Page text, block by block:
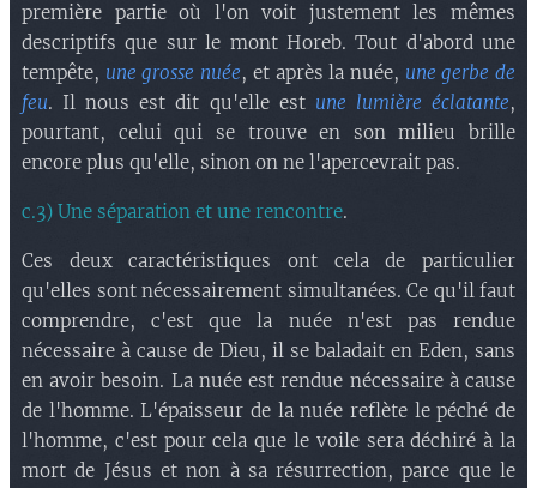
première partie où l'on voit justement les mêmes
descriptifs que sur le mont Horeb. Tout d'abord une
tempête, une grosse nuée, et après la nuée, une gerbe de
feu. Il nous est dit qu'elle est une lumière éclatante,
pourtant, celui qui se trouve en son milieu brille
encore plus qu'elle, sinon on ne l'apercevrait pas.
c.3) Une séparation et une rencontre.
Ces deux caractéristiques ont cela de particulier
qu'elles sont nécessairement simultanées. Ce qu'il faut
comprendre, c'est que la nuée n'est pas rendue
nécessaire à cause de Dieu, il se baladait en Eden, sans
en avoir besoin. La nuée est rendue nécessaire à cause
de l'homme. L'épaisseur de la nuée reflète le péché de
l'homme, c'est pour cela que le voile sera déchiré à la
mort de Jésus et non à sa résurrection, parce que le